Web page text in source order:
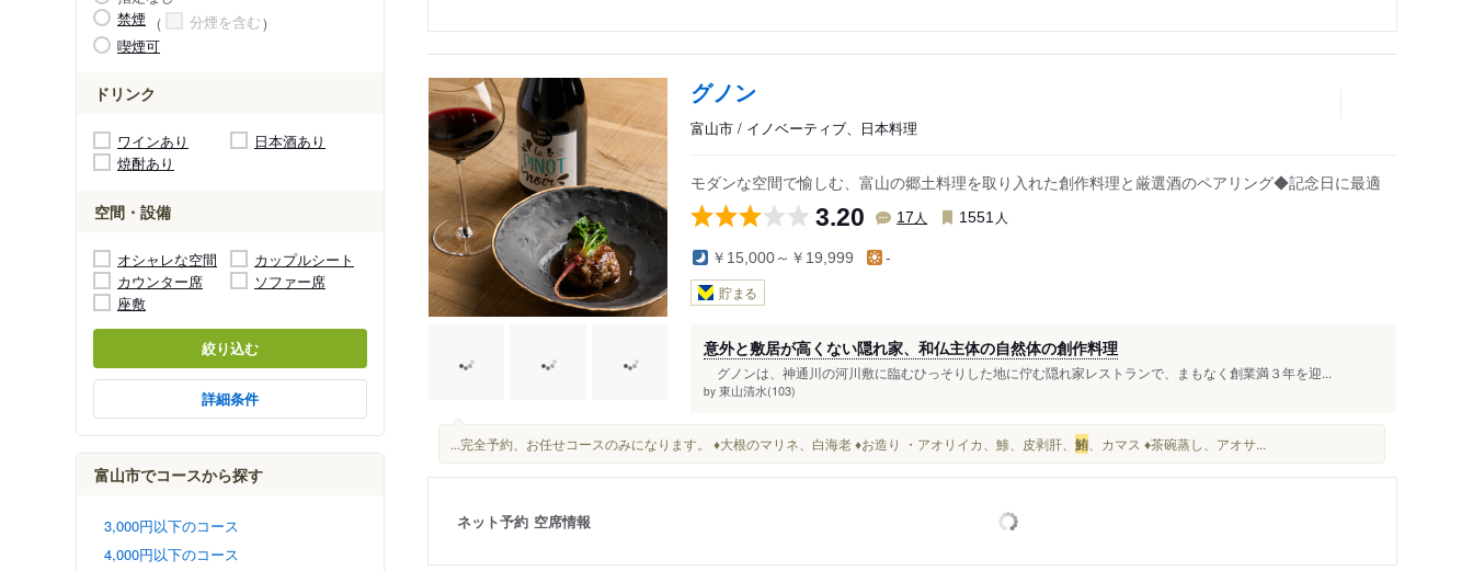
禁煙
分煙を含む
喫煙可
ドリンク
ワインあり
日本酒あり
焼酎あり
空間・設備
オシャレな空間
カップルシート
カウンター席
ソファー席
座敷
絞り込む
詳細条件
富山市でコースから探す
3,000円以下のコース
4,000円以下のコース
グノン
富山市 / イノベーティブ、日本料理
モダンな空間で愉しむ、富山の郷土料理を取り入れた創作料理と厳選酒のペアリング◆記念日に最適
3.20 17 人 1551 人
￥15,000～￥19,999 -
貯まる
意外と敷居が高くない隠れ家、和仏主体の自然体の創作料理
グノンは、神通川の河川敷に臨むひっそりした地に佇む隠れ家レストランで、まもなく創業満３年を迎...
by 東山清水(103)
...完全予約、お任せコースのみになります。 ♦️大根のマリネ、白海老 ♦️お造り ・アオリイカ、鯵、皮剥肝、 鮪 、カマス ♦️茶碗蒸し、アオサ...
ネット予約 空席情報